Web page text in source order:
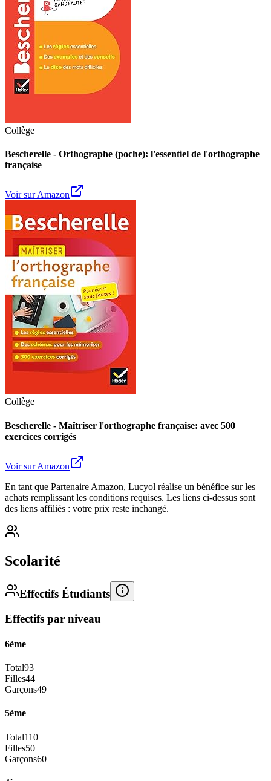
Collège
Bescherelle - Orthographe (poche): l'essentiel de l'orthographe
française
Voir sur Amazon
Collège
Bescherelle - Maîtriser l'orthographe française: avec 500
exercices corrigés
Voir sur Amazon
En tant que Partenaire Amazon, Lucyol réalise un bénéfice sur les
achats remplissant les conditions requises. Les liens ci-dessus sont
des liens affiliés : votre prix reste inchangé.
Scolarité
Effectifs Étudiants
Effectifs par niveau
6ème
Total93
Filles44
Garçons49
5ème
Total110
Filles50
Garçons60